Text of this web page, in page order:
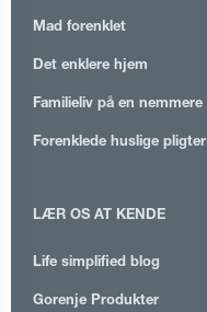
Mad forenklet
Det enklere hjem
Familieliv på en nemmere
Forenklede huslige pligter
LÆR OS AT KENDE
Life simplified blog
Gorenje Produkter